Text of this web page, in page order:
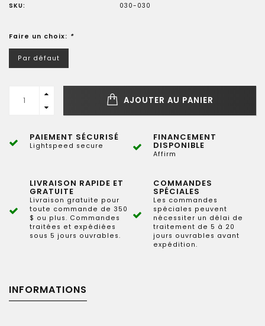
SKU:
030-030
Faire un choix: *
Par défaut
AJOUTER AU PANIER
PAIEMENT SÉCURISÉ
Lightspeed secure
FINANCEMENT
DISPONIBLE
Affirm
LIVRAISON RAPIDE ET
GRATUITE
Livraison gratuite pour
toute commande de 350
$ ou plus. Commandes
traitées et expédiées
sous 5 jours ouvrables.
COMMANDES
SPÉCIALES
Les commandes
spéciales peuvent
nécessiter un délai de
traitement de 5 à 20
jours ouvrables avant
expédition.
INFORMATIONS